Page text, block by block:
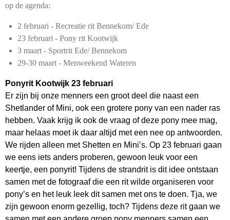
op de agenda:
2 februari - Recreatie rit Bennekom/ Ede
23 februari - Pony rit Kootwijk
3 maart - Sportrit Ede/ Bennekom
29-30 maart - Menweekend Wateren
Ponyrit Kootwijk 23 februari
Er zijn bij onze menners een groot deel die naast een
Shetlander of Mini, ook een grotere pony van een nader ras
hebben. Vaak krijg ik ook de vraag of deze pony mee mag,
maar helaas moet ik daar altijd met een nee op antwoorden.
We rijden alleen met Shetten en Mini’s. Op 23 februari gaan
we eens iets anders proberen, gewoon leuk voor een
keertje, een ponyrit! Tijdens de strandrit is dit idee ontstaan
samen met de fotograaf die een rit wilde organiseren voor
pony’s en het leuk leek dit samen met ons te doen. Tja, we
zijn gewoon enorm gezellig, toch? Tijdens deze rit gaan we